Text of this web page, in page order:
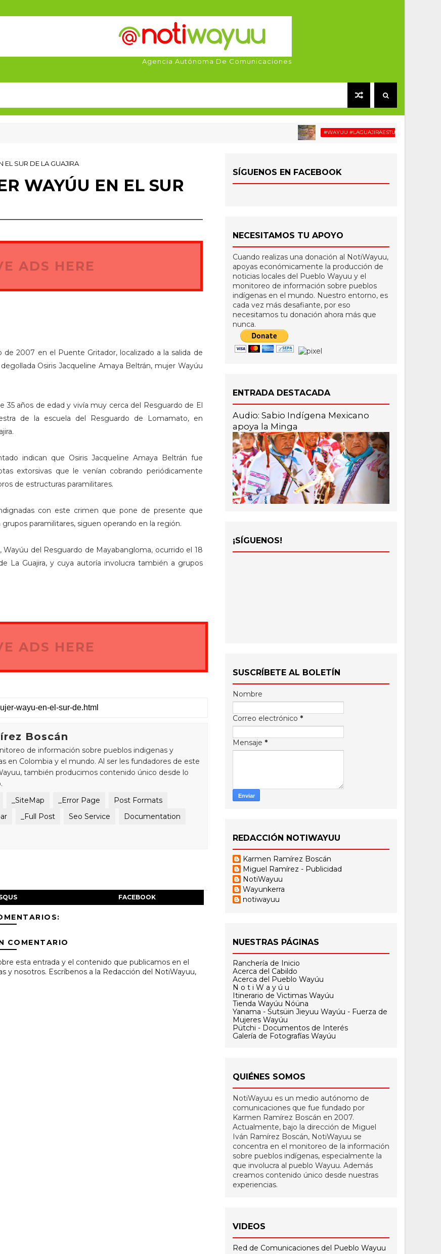
Agencia Autónoma De Comunicaciones
#WAYUU #LAGUAJIRAESTUCASA #MIGRACIÓN
EL SUR DE LA GUAJIRA
WAYÚU EN EL SUR
ADS HERE
2007 en el Puente Gritador, localizado a la salida de
Osiris Jacqueline Amaya Beltrán, mujer Wayúu
35 años de edad y vivía muy cerca del Resguardo de El
de la escuela del Resguardo de Lomamato, en
indican que Osiris Jacqueline Amaya Beltrán fue
extorsivas que le venían cobrando periódicamente
de estructuras paramilitares.
con este crimen que pone de presente que
paramilitares, siguen operando en la región.
del Resguardo de Mayabangloma, ocurrido el 18
La Guajira, y cuya autoría involucra también a grupos
ADS HERE
Boscán
de información sobre pueblos indigenas y
en Colombia y el mundo. Al ser les fundadores de este
también producimos contenido único desde lo
_SiteMap
_Error Page
Post Formats
_Full Post Seo Service
Documentation
FACEBOOK
COMENTARIO
esta entrada y el contenido que publicamos en el
y nosotros. Escríbenos a la Redacción del NotiWayuu,
SÍGUENOS EN FACEBOOK
NECESITAMOS TU APOYO
Cuando realizas una donación al NotiWayuu,
apoyas económicamente la producción de
noticias locales del Pueblo Wayuu y el
monitoreo de información sobre pueblos
indígenas en el mundo. Nuestro entorno, es
cada vez más desafiante, por eso
necesitamos tu donación ahora más que
nunca.
ENTRADA DESTACADA
Audio: Sabio Indígena Mexicano
apoya la Minga
¡SÍGUENOS!
SUSCRÍBETE AL BOLETÍN
Nombre
Correo electrónico *
Mensaje *
REDACCIÓN NOTIWAYUU
Karmen Ramírez Boscán
Miguel Ramírez - Publicidad
NotiWayuu
Wayunkerra
notiwayuu
NUESTRAS PÁGINAS
Ranchería de Inicio
Acerca del Cabildo
Acerca del Pueblo Wayúu
N o t i W a y ú u
Itinerario de Victimas Wayúu
Tienda Wayúu Nóüna
Yanama - Sutsüin Jieyuu Wayúu - Fuerza de
Mujeres Wayúu
Pütchi - Documentos de Interés
Galería de Fotografías Wayúu
QUIÉNES SOMOS
NotiWayuu es un medio autónomo de
comunicaciones que fue fundado por
Karmen Ramírez Boscán en 2007.
Actualmente, bajo la dirección de Miguel
Iván Ramírez Boscán, NotiWayuu se
concentra en el monitoreo de la información
sobre pueblos indígenas, especialmente la
que involucra al pueblo Wayuu. Además
creamos contenido único desde nuestras
experiencias.
VIDEOS
Red de Comunicaciones del Pueblo Wayuu